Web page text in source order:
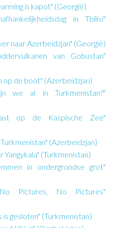
is kapot" (Georgië)
in Tbilisi"
naar Azerbeidzjan" (Georgië)
van Gobustan"
op de boot" (Azerbeidzjan)
we al in Turkmenistan?"
op de Kaspische Zee"
(Azerbeidzjan)
Yangykala" (Turkmenistan)
in ondergrondse grot"
Pictures, No Pictures"
is gesloten" (Turkmenistan)